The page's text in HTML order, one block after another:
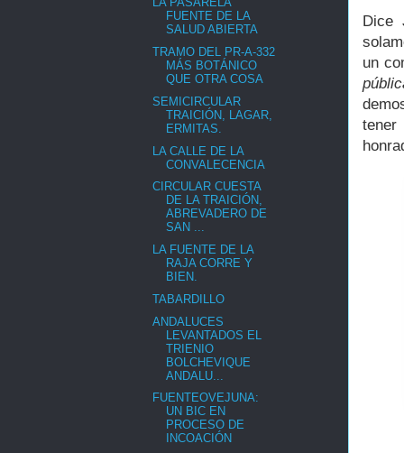
Dice
un
FUENTE DE LA
SALUD ABIERTA
TRAMO DEL PR-A-332
MÁS BOTÁNICO
QUE OTRA COSA
SEMICIRCULAR
TRAICIÓN, LAGAR,
ERMITAS.
LA CALLE DE LA
CONVALECENCIA
CIRCULAR CUESTA
DE LA TRAICIÓN,
ABREVADERO DE
SAN ...
LA FUENTE DE LA
RAJA CORRE Y
BIEN.
TABARDILLO
ANDALUCES
LEVANTADOS EL
TRIENIO
BOLCHEVIQUE
ANDALU...
FUENTEOVEJUNA:
UN BIC EN
PROCESO DE
INCOACIÓN